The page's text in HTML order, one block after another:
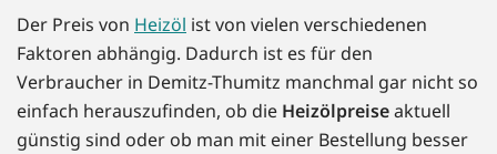
Der Preis von Heizöl ist von vielen verschiedenen
Faktoren abhängig. Dadurch ist es für den
Verbraucher in Demitz-Thumitz manchmal gar nicht so
einfach herauszufinden, ob die Heizölpreiseaktuell
günstig sind oder ob man mit einer Bestellung besser